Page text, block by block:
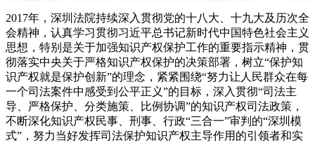
2017年，深圳法院持续深入贯彻党的十八大、十九大及历次全
会精神，认真学习贯彻习近平总书记新时代中国特色社会主义
思想，特别是关于加强知识产权保护工作的重要指示精神，贯
彻落实中央关于严格知识产权保护的决策部署，树立“保护知
识产权就是保护创新”的理念，紧紧围绕“努力让人民群众在每
一个司法案件中感受到公平正义”的目标，深入贯彻“司法主
导、严格保护、分类施策、比例协调”的知识产权司法政策，
不断深化知识产权民事、刑事、行政“三合一”审判的“深圳模
式”，努力当好发挥司法保护知识产权主导作用的引领者和实